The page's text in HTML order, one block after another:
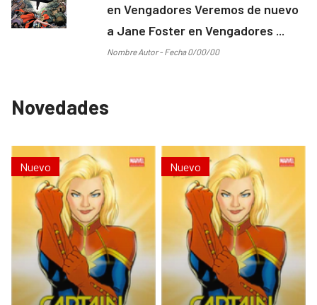
en Vengadores Veremos de nuevo
a Jane Foster en Vengadores ...
Nombre Autor - Fecha 0/00/00
Novedades
Nuevo Nuevo